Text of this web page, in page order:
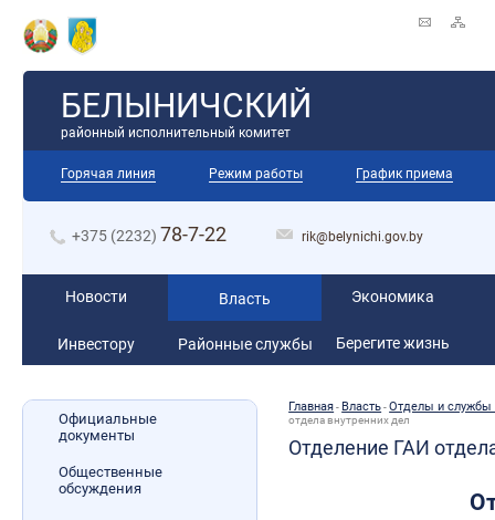
БЕЛЫНИЧСКИЙ
районный исполнительный комитет
Горячая линия Режим работы График приема
+375 (2232) 78-7-22 rik@belynichi.gov.by
Новости Власть Экономика
Инвестору Районные службы Берегите жизнь
Официальные
документы
Общественные
обсуждения
Главная- Власть-Отделы и службы
отдела внутренних дел
Отделение ГАИ